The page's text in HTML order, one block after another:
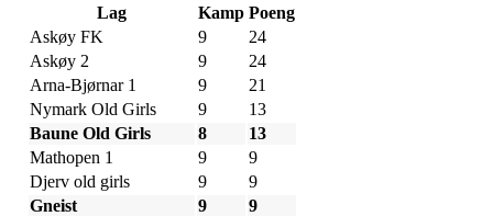
Lag
Kamp Poeng
Askøy FK
9
24
Askøy 2
9
24
Arna-Bjørnar 1
9
21
Nymark Old Girls
9
13
Baune Old Girls
8
13
Mathopen 1
9
9
Djerv old girls
9
9
Gneist
9
9